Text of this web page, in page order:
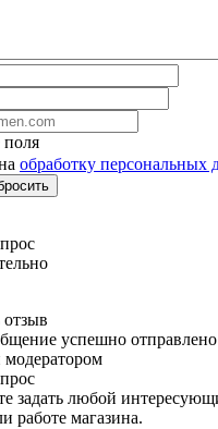
поля
обработку персональных
успешно
модератором
задать любой
работе магазина.